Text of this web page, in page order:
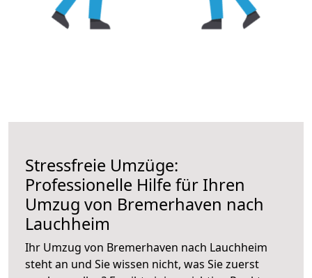
Stressfreie Umzüge:
Professionelle Hilfe für Ihren
Umzug von Bremerhaven nach
Lauchheim
Ihr Umzug von Bremerhaven nach Lauchheim
steht an und Sie wissen nicht, was Sie zuerst